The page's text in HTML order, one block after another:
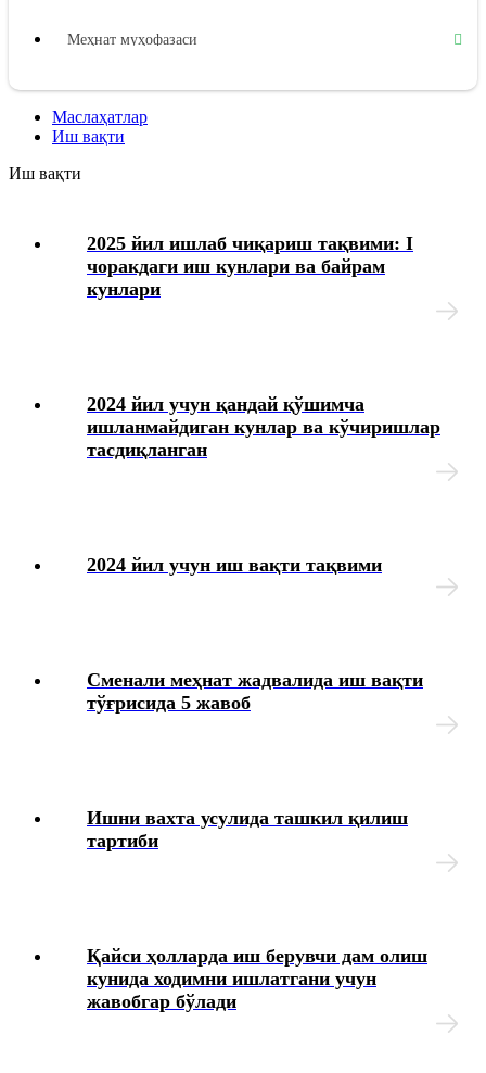
Меҳнат муҳофазаси
Ижтимоий таъминот
Ишга қабул қилиш
HR-менеджмент
қилиш
Кадрларга доир ҳужжатлар
Меҳнат низолари
ЯММТ
Ҳарбий хизматга мажбурларни рўйхатга олиш
Маслаҳатлар
Иш вақти
Иш вақти
2025 йил ишлаб чиқариш тақвими: I
чоракдаги иш кунлари ва байрам
кунлари
2024 йил учун қандай қўшимча
ишланмайдиган кунлар ва кўчиришлар
тасдиқланган
2024 йил учун иш вақти тақвими
Сменали меҳнат жадвалида иш вақти
тўғрисида 5 жавоб
Ишни вахта усулида ташкил қилиш
тартиби
Қайси ҳолларда иш берувчи дам олиш
кунида ходимни ишлатгани учун
жавобгар бўлади